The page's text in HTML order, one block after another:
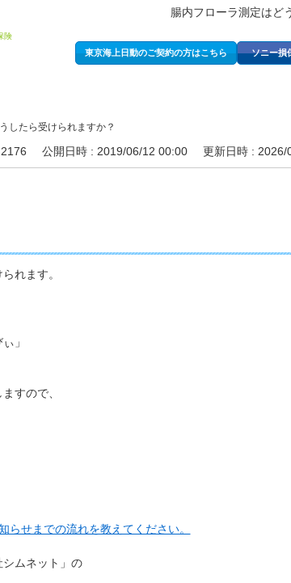
腸内フローラ測定はど
険
東京海上日動のご契約の方はこちら ソニー損
したら受けられますか？
公開日時 : 2019/06/12 00:00 更新日時 : 2026/
れます。
」
すので、
せまでの流れを教えてください。
ムネット」の